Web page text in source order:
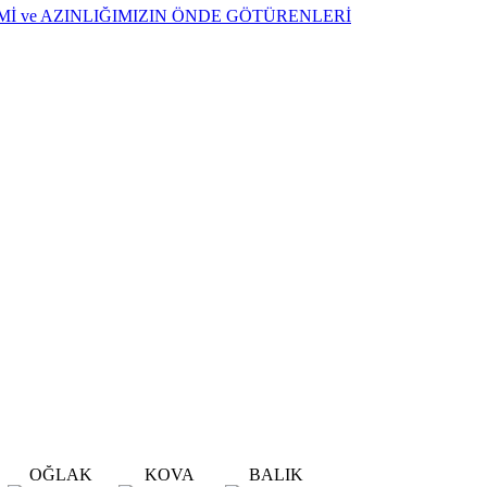
ve AZINLIĞIMIZIN ÖNDE GÖTÜRENLERİ
OĞLAK KOVA BALIK